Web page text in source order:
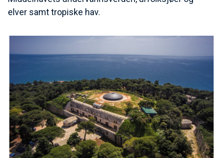
elver samt tropiske hav.